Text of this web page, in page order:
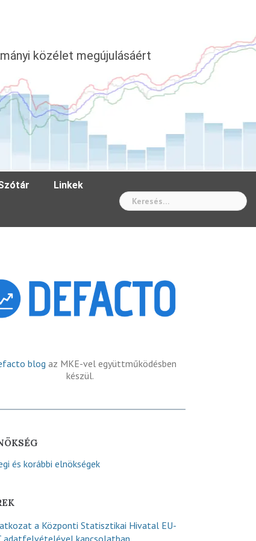
közélet megújulásáért
Linkek
blog az MKE-vel együttműködésben
készül.
és korábbi elnökségek
a Központi Statisztikai Hivatal EU-
adatfelvételével kapcsolatban